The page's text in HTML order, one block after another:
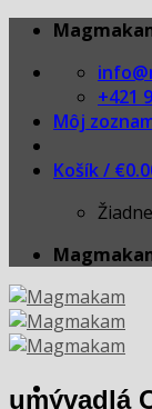
Skip
content
+421
Môj
Košík / €
umývadlá